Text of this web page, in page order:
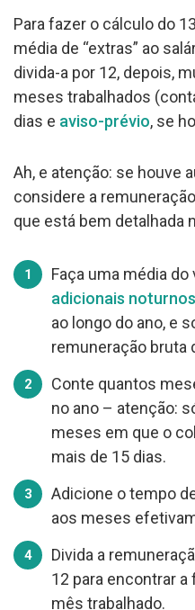
Para fazer o cálculo do
média de “extras” ao
divida-a por 12, depois,
meses trabalhados
dias e aviso-prévio, se
Ah, e atenção: se houve
considere a
que está bem detalhada
Faça uma média
adicionais noturnos
ao longo do ano, e
remuneração bruta
Conte quantos
no ano – atenção:
meses em que o
mais de 15 dias.
Adicione o tempo
aos meses
Divida a
12 para encontrar
mês trabalhado.